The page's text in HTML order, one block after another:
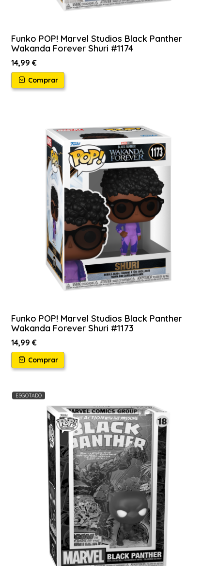
Funko POP! Marvel Studios Black Panther
Wakanda Forever Shuri #1174
14,99 €
Comprar
Funko POP! Marvel Studios Black Panther
Wakanda Forever Shuri #1173
14,99 €
Comprar
ESGOTADO